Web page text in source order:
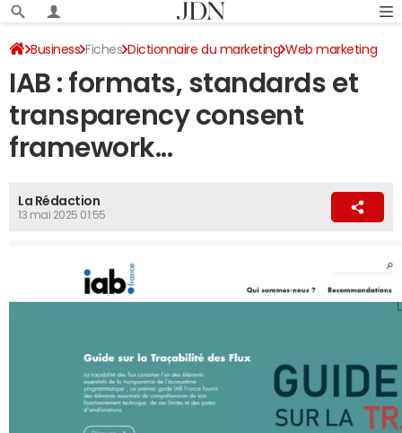
Business Fiches Dictionnaire du marketing Web marketing
IAB : formats, standards et
transparency consent
framework...
La Rédaction
13 mai 2025 01:55